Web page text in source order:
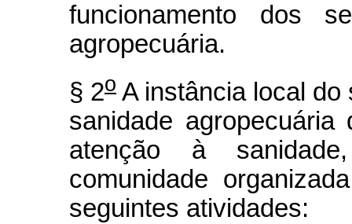
funcionamento dos
agropecuária.
§ 2o A instância local
sanidade
atenção à
comunidade
seguintes atividades: